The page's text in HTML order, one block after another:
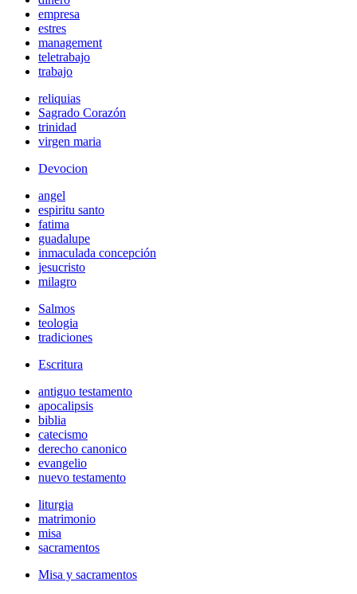
empresa
estres
management
teletrabajo
trabajo
reliquias
Sagrado Corazón
trinidad
virgen maria
Devocion
angel
espiritu santo
fatima
guadalupe
inmaculada concepción
jesucristo
milagro
Salmos
teologia
tradiciones
Escritura
antiguo testamento
apocalipsis
biblia
catecismo
derecho canonico
evangelio
nuevo testamento
liturgia
matrimonio
misa
sacramentos
Misa y sacramentos